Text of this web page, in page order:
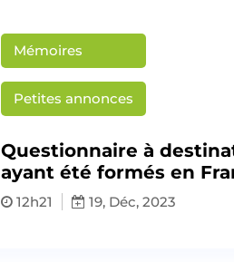
Mémoires
Petites annonces
Questionnaire à
ayant été formés en
12h21 19, Déc, 2023